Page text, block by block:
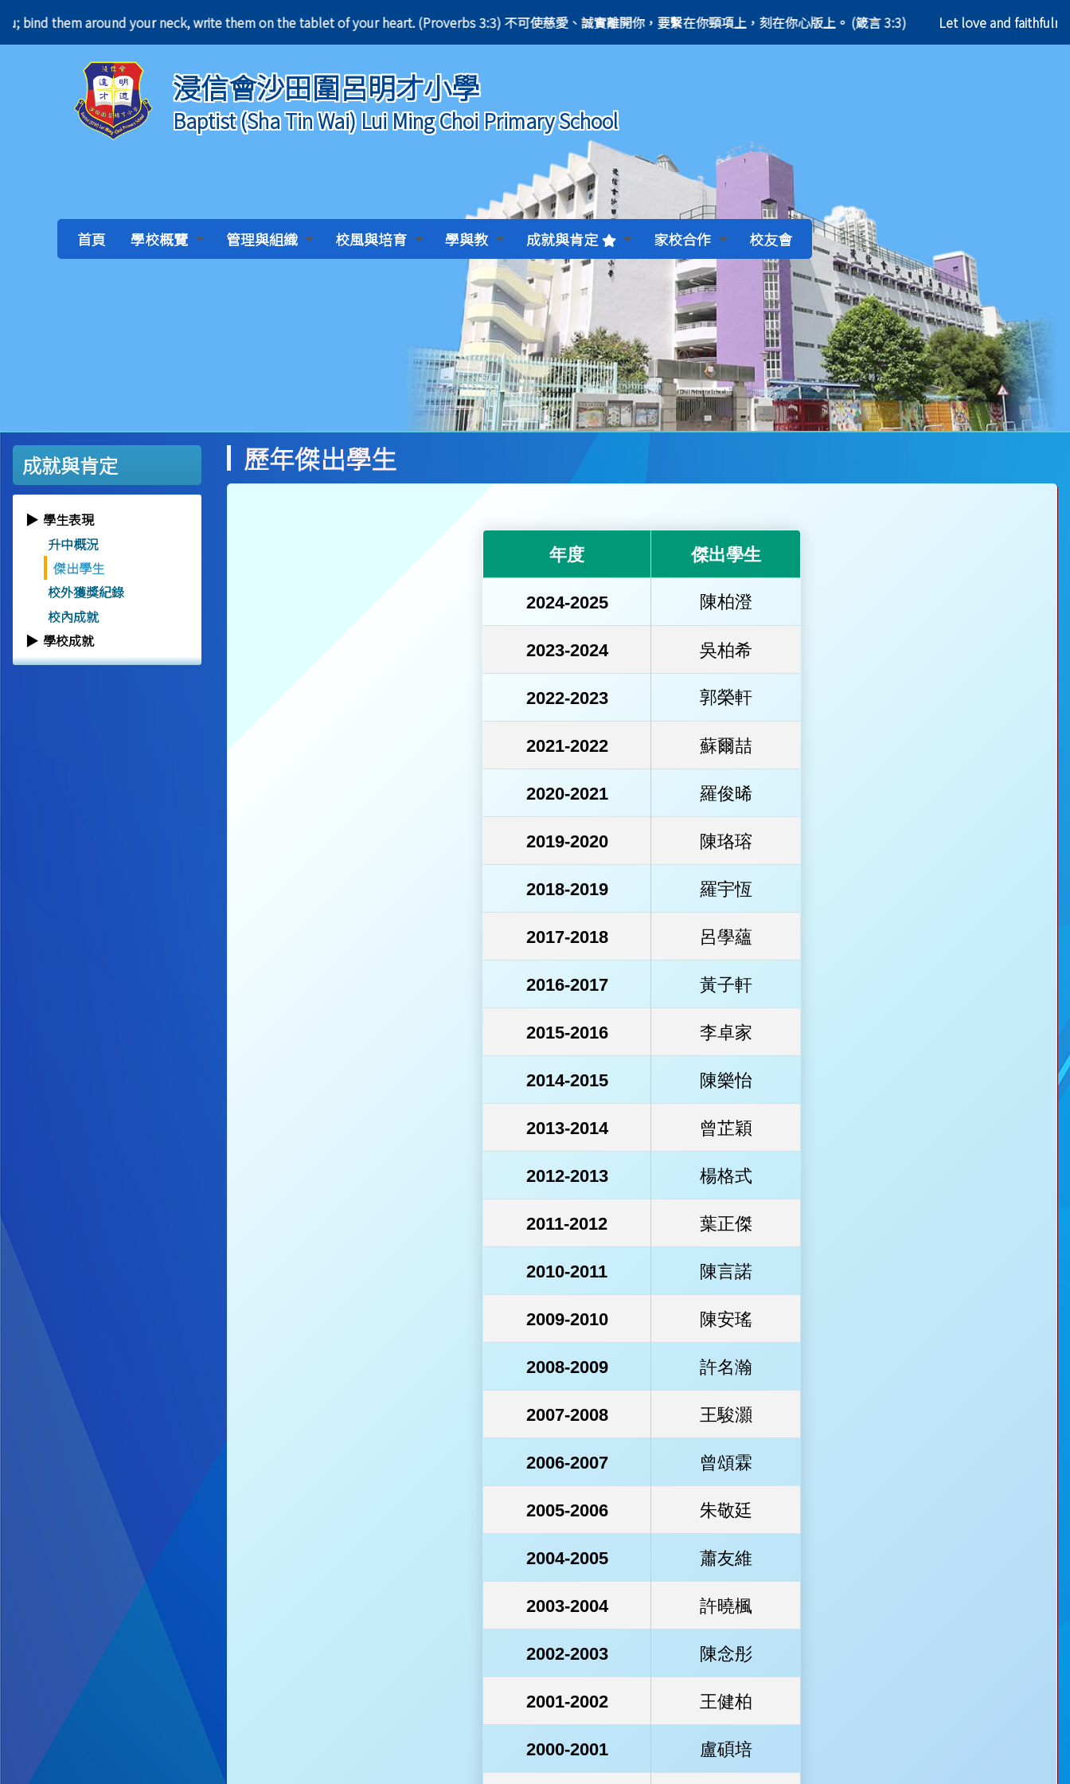
them around your neck, write them on the tablet of your heart. (Proverbs 3:3) 不可使慈愛、誠實離開你，要繫在你頸項上，刻在你心版上。 (箴言 3:3) Let love and
浸信會沙田圍呂明才小學
Baptist (Sha Tin Wai) Lui Ming Choi Primary School
首頁 學校概覽 管理與組織 校風與培育 學與教 成就與肯定 家校合作 校友會
成就與肯定
學生表現
升中概況
傑出學生
校外獲獎紀錄
校內成就
學校成就
歷年傑出學生
年度 傑出學生
2024-2025 陳柏澄
2023-2024 吳柏希
2022-2023 郭榮軒
2021-2022 蘇爾喆
2020-2021 羅俊晞
2019-2020 陳珞瑢
2018-2019 羅宇恆
2017-2018 呂學蘊
2016-2017 黃子軒
2015-2016 李卓家
2014-2015 陳樂怡
2013-2014 曾芷穎
2012-2013 楊格式
2011-2012 葉正傑
2010-2011 陳言諾
2009-2010 陳安瑤
2008-2009 許名瀚
2007-2008 王駿灝
2006-2007 曾頌霖
2005-2006 朱敬廷
2004-2005 蕭友維
2003-2004 許曉楓
2002-2003 陳念彤
2001-2002 王健柏
2000-2001 盧碩培